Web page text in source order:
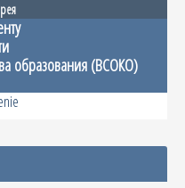
образования (ВСОКО)